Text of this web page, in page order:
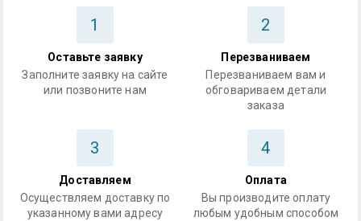
1
Оставьте заявку
Заполните заявку на сайте
или позвоните нам
2
Перезваниваем
Перезваниваем вам и
обговариваем детали
заказа
3
Доставляем
Осуществляем доставку по
указанному вами адресу
4
Оплата
Вы производите оплату
любым удобным способом